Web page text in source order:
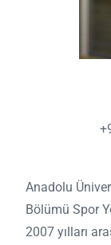
Anadolu
Bölümü Spor
2007 yılları